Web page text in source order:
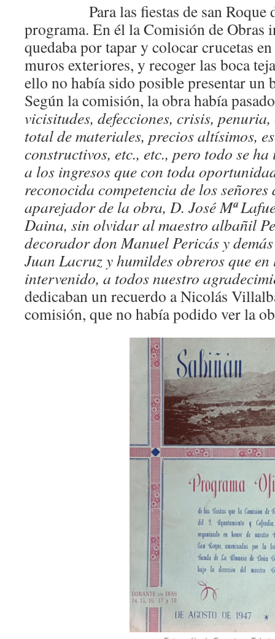
Para las fiestas de san Roque
programa. En él la Comisión de Obras
quedaba por tapar y colocar crucetas
muros exteriores, y recoger las boca
ello no había sido posible presentar un
Según la comisión, la obra había
vicisitudes, defecciones, crisis,
total de materiales, precios altísimos,
constructivos, etc., etc., pero todo se
a los ingresos que con toda
reconocida competencia de los
aparejador de la obra, D. José Mª
Daina, sin olvidar al maestro albañil
decorador don Manuel Pericás y
Juan Lacruz y humildes obreros que
intervenido, a todos nuestro
dedicaban un recuerdo a Nicolás
comisión, que no había podido ver la